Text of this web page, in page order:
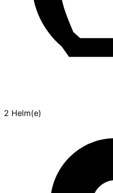
2 Helm(e)